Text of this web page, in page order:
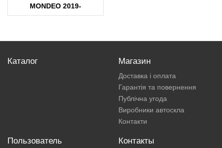
MONDEO 2019-
Каталог Магазин
Доставка і оплата
Гарантія та повернення
Публічна угода
Виробники автоскла
Контакти
Пользователь Контакты